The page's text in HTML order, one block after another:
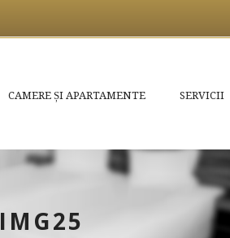
CAMERE ȘI APARTAMENTE SERVICII
IMG25